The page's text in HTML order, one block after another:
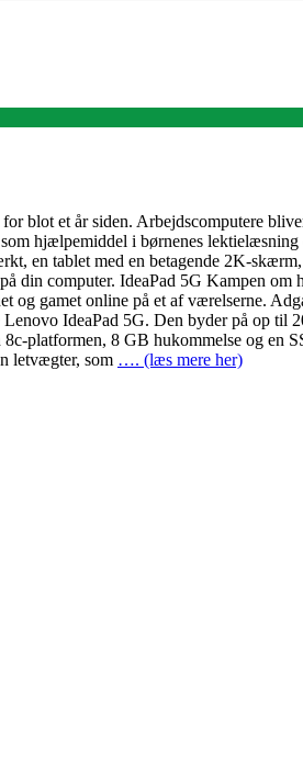
blot et år siden. Arbejdscomputere
hjælpemiddel i børnenes
en tablet med en betagende 2K-
din computer. IdeaPad 5G Kampen
og gamet online på et af værelserne.
IdeaPad 5G. Den byder på op
platformen, 8 GB hukommelse og en
letvægter, som …. (læs mere her)